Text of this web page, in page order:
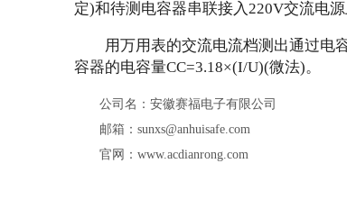
定)和待测电容器串联接入220V交流电
用万用表的交流电流档测出通过电
容器的电容量CC=3.18×(I/U)(微法)。
公司名：安徽赛福电子有限公司
邮箱：sunxs@anhuisafe.com
官网：www.acdianrong.com